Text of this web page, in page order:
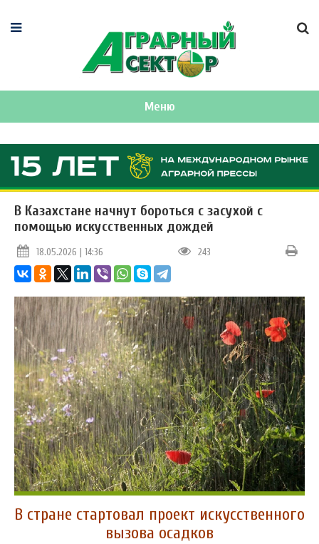
Меню
В Казахстане начнут бороться с засухой с
помощью искусственных дождей
18.05.2026 | 14:36 243
В стране стартовал проект искусственного
вызова осадков